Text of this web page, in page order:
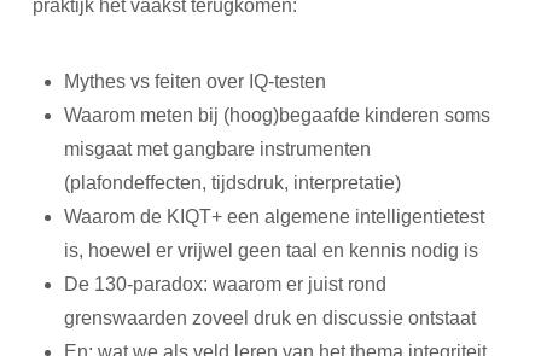
praktijk het vaakst terugkomen:
Mythes vs feiten over IQ-testen
Waarom meten bij (hoog)begaafde kinderen soms
misgaat met gangbare instrumenten
(plafondeffecten, tijdsdruk, interpretatie)
Waarom de KIQT+ een algemene intelligentietest
is, hoewel er vrijwel geen taal en kennis nodig is
De 130-paradox: waarom er juist rond
grenswaarden zoveel druk en discussie ontstaat
En: wat we als veld leren van het thema integriteit